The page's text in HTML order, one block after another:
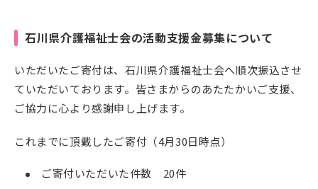
石川県介護福祉士会の活動支援金募集について
いただいたご寄付は、石川県介護福祉士会へ順次振込させ
ていただいております。皆さまからのあたたかいご支援、
ご協力に心より感謝申し上げます。
これまでに頂戴したご寄付（4月30日時点）
ご寄付いただいた件数 20件